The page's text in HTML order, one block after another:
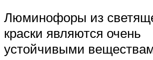
Люминофоры из
краски являются очень
устойчивыми